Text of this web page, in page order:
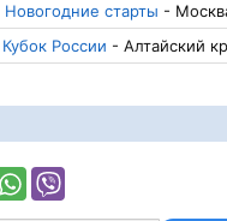
Новогодние старты -
Кубок России - Алтайский